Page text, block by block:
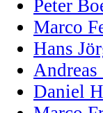
Peter
Marco
Hans
Andreas
Daniel